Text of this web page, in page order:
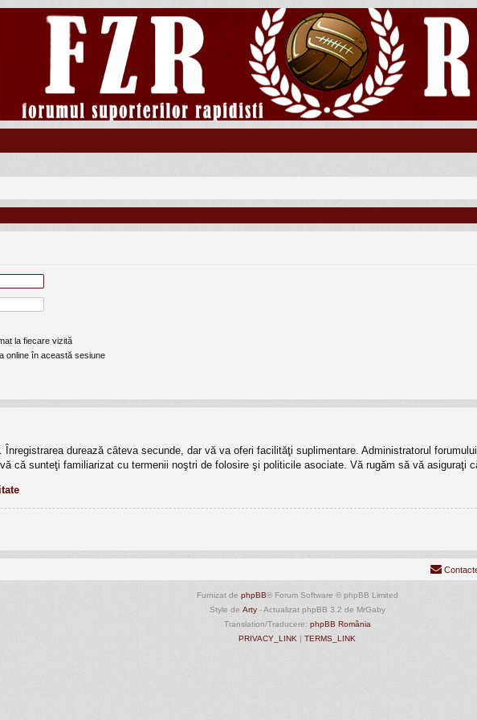
la fiecare vizită
online în această sesiune
durează câteva secunde, dar vă va oferi facilităţi suplimentare. Administratorul
că sunteţi familiarizat cu termenii noştri de folosire şi politicile asociate. Vă rugăm să vă asiguraţi
Furnizat de phpBB® Forum Software © phpBB Limited
Style de Arty- Actualizat phpBB 3.2 de MrGaby
Translation/Traducere: phpBB România
PRIVACY_LINK | TERMS_LINK